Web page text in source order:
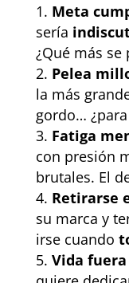
Meta
sería
¿Qué más se
Pelea
la más
gordo…
Fatiga
con presión
brutales. El
Retirarse
su marca y
irse cuando
Vida